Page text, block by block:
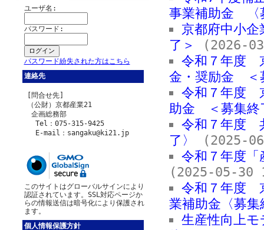
ユーザ名:
パスワード:
パスワード紛失された方はこちら
連絡先
[問合せ先]
（公財）京都産業21
企画総務部
Tel：075-315-9425
E-mail：sangaku@ki21.jp
このサイトはグローバルサインにより
認証されています。SSL対応ページか
らの情報送信は暗号化により保護され
ます。
個人情報保護方針
事業補助金 〈
京都府中小
了＞
(2026-
令和７年度
金・奨励金 ＜
令和７年度
助金 ＜募集終
令和７年度
了〉
(2025-
令和７年度
(2025-05-30
令和７年度
業補助金〈募集
生産性向上